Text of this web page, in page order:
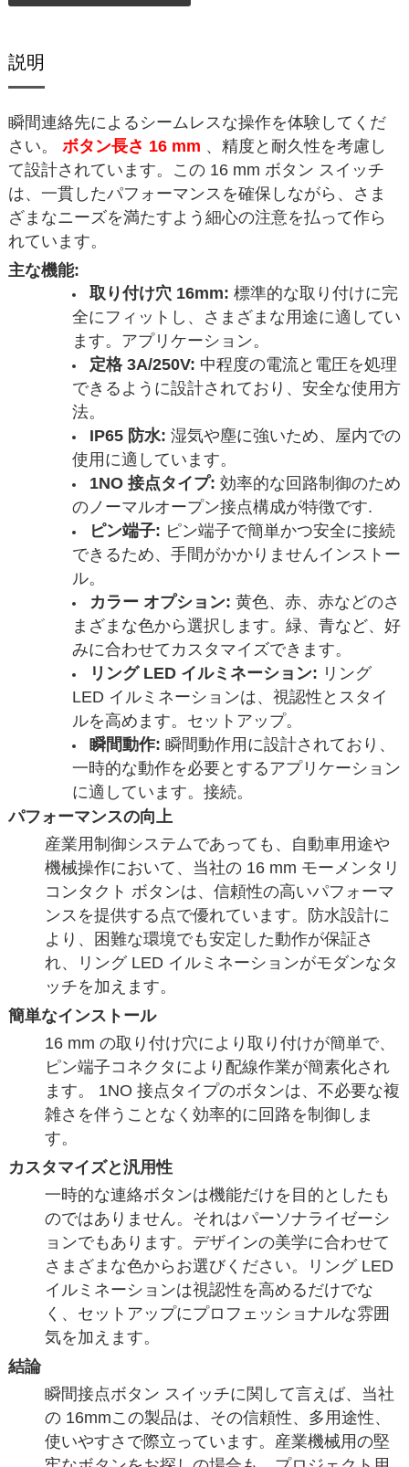
説明
瞬間連絡先によるシームレスな操作を体験してくだ
さい。
ボタン長さ 16 mm 、精度と耐久性を考慮し
て設計されています。この 16 mm ボタン スイッチ
は、一貫したパフォーマンスを確保しながら、さま
ざまなニーズを満たすよう細心の注意を払って作ら
れています。
主な機能:
取り付け穴 16mm: 標準的な取り付けに完
全にフィットし、さまざまな用途に適してい
ます。アプリケーション。
定格 3A/250V: 中程度の電流と電圧を処理
できるように設計されており、安全な使用方
法。
IP65 防水: 湿気や塵に強いため、屋内での
使用に適しています。
1NO 接点タイプ: 効率的な回路制御のため
のノーマルオープン接点構成が特徴です.
ピン端子: ピン端子で簡単かつ安全に接続
できるため、手間がかかりませんインストー
ル。
カラー オプション: 黄色、赤、赤などのさ
まざまな色から選択します。緑、青など、好
みに合わせてカスタマイズできます。
リング LED イルミネーション: リング
LED イルミネーションは、視認性とスタイ
ルを高めます。セットアップ。
瞬間動作: 瞬間動作用に設計されており、
一時的な動作を必要とするアプリケーション
に適しています。接続。
パフォーマンスの向上
産業用制御システムであっても、自動車用途や
機械操作において、当社の 16 mm モーメンタリ
コンタクト ボタンは、信頼性の高いパフォーマ
ンスを提供する点で優れています。防水設計に
より、困難な環境でも安定した動作が保証さ
れ、リング LED イルミネーションがモダンなタ
ッチを加えます。
簡単なインストール
16 mm の取り付け穴により取り付けが簡単で、
ピン端子コネクタにより配線作業が簡素化され
ます。 1NO 接点タイプのボタンは、不必要な複
雑さを伴うことなく効率的に回路を制御しま
す。
カスタマイズと汎用性
一時的な連絡ボタンは機能だけを目的としたも
のではありません。それはパーソナライゼーシ
ョンでもあります。デザインの美学に合わせて
さまざまな色からお選びください。リング LED
イルミネーションは視認性を高めるだけでな
く、セットアップにプロフェッショナルな雰囲
気を加えます。
結論
瞬間接点ボタン スイッチに関して言えば、当社
の 16mmこの製品は、その信頼性、多用途性、
使いやすさで際立っています。産業機械用の堅